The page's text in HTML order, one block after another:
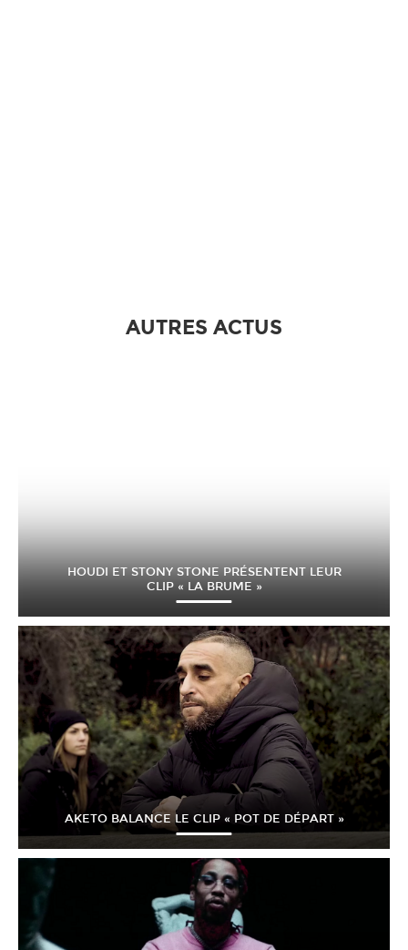
AUTRES ACTUS
HOUDI ET STONY STONE PRÉSENTENT LEUR
CLIP « LA BRUME »
AKETO BALANCE LE CLIP « POT DE DÉPART »